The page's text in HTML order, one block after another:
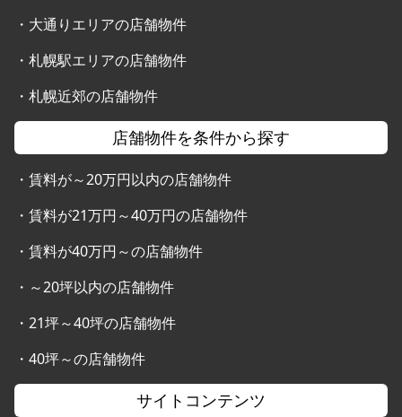
・ 大通りエリアの店舗物件
・ 札幌駅エリアの店舗物件
・ 札幌近郊の店舗物件
店舗物件を条件から探す
・ 賃料が～20万円以内の店舗物件
・ 賃料が21万円～40万円の店舗物件
・ 賃料が40万円～の店舗物件
・ ～20坪以内の店舗物件
・ 21坪～40坪の店舗物件
・ 40坪～の店舗物件
サイトコンテンツ